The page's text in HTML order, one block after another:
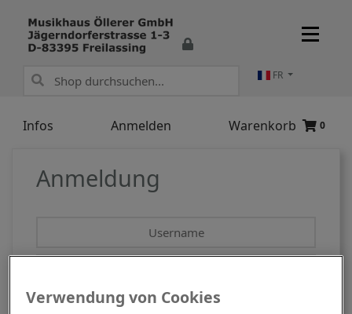
Infos Anmelden Warenkorb 0
FR
Anmeldung
Password
Remember me?
Verwendung von Cookies